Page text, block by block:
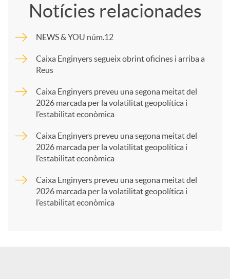
m
p
a
Notícies relacionades
NEWS & YOU núm.12
Caixa Enginyers segueix obrint oficines i arriba a
Reus
Caixa Enginyers preveu una segona meitat del
2026 marcada per la volatilitat geopolítica i
l’estabilitat econòmica
Caixa Enginyers preveu una segona meitat del
2026 marcada per la volatilitat geopolítica i
l’estabilitat econòmica
Caixa Enginyers preveu una segona meitat del
2026 marcada per la volatilitat geopolítica i
l’estabilitat econòmica